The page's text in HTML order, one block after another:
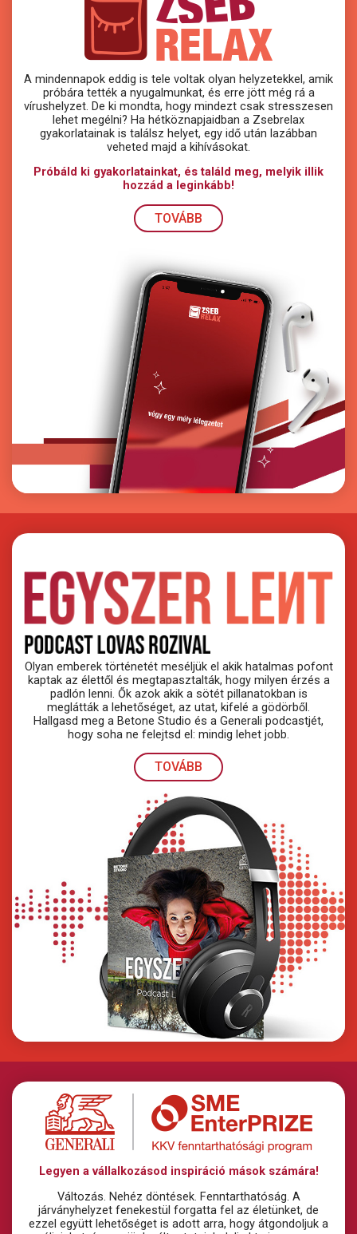
A mindennapok eddig is tele voltak olyan helyzetekkel, amik
próbára tették a nyugalmunkat, és erre jött még rá a
vírushelyzet. De ki mondta, hogy mindezt csak stresszesen
lehet megélni? Ha hétköznapjaidban a Zsebrelax
gyakorlatainak is találsz helyet, egy idő után lazábban
veheted majd a kihívásokat.
Próbáld ki gyakorlatainkat, és találd meg, melyik illik
hozzád a leginkább!
TOVÁBB
Olyan emberek történetét meséljük el akik hatalmas pofont
kaptak az élettől és megtapasztalták, hogy milyen érzés a
padlón lenni. Ők azok akik a sötét pillanatokban is
meglátták a lehetőséget, az utat, kifelé a gödörből.
Hallgasd meg a Betone Studio és a Generali podcastjét,
hogy soha ne felejtsd el: mindig lehet jobb.
TOVÁBB
Legyen a vállalkozásod inspiráció mások számára!
Változás. Nehéz döntések. Fenntarthatóság. A
járványhelyzet fenekestül forgatta fel az életünket, de
ezzel együtt lehetőséget is adott arra, hogy átgondoljuk a